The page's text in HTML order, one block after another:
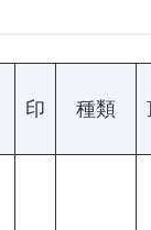
印 種類